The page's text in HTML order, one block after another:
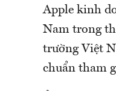
Apple kinh
Nam trong
trường Việt
chuẩn tham